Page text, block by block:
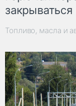
Топливо, масла и